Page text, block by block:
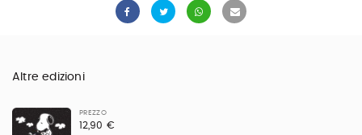
Altre edizioni
PREZZO
12,90 €